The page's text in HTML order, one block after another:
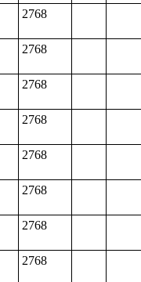
2768
2768
2768
2768
2768
2768
2768
2768